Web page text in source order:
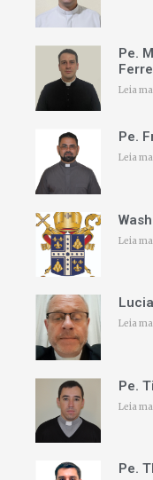
Pe.
Leia
Pe.
Leia
Leia
Leia
Pe.
Leia
Pe.